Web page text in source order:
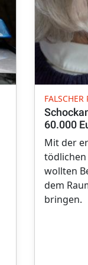
60.000
Mit der
wollten
dem
bringen.